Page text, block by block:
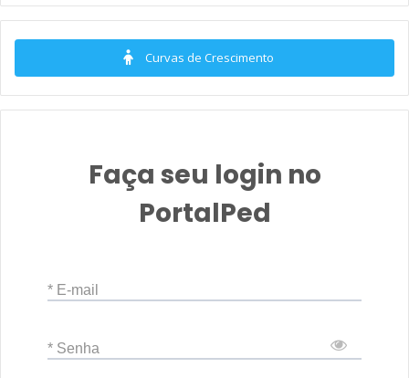
Curvas de Crescimento
Faça seu login no
PortalPed
* E-mail
* Senha